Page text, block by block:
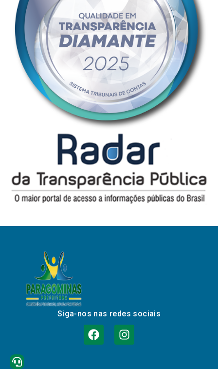
Siga-nos nas redes sociais